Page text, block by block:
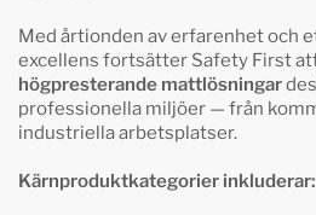
Med årtionden av erfarenhet och
excellens fortsätter Safety First
högpresterande mattlösningar
professionella miljöer — från
industriella arbetsplatser.
Kärnproduktkategorier inkluderar: